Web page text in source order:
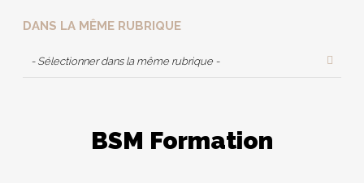
DANS LA MÊME RUBRIQUE
- Sélectionner dans la même rubrique -
BSM Formation